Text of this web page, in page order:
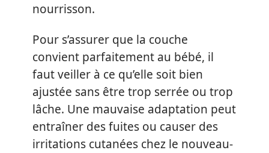
nourrisson.
Pour s’assurer que la couche
convient parfaitement au bébé, il
faut veiller à ce qu’elle soit bien
ajustée sans être trop serrée ou trop
lâche. Une mauvaise adaptation peut
entraîner des fuites ou causer des
irritations cutanées chez le nouveau-